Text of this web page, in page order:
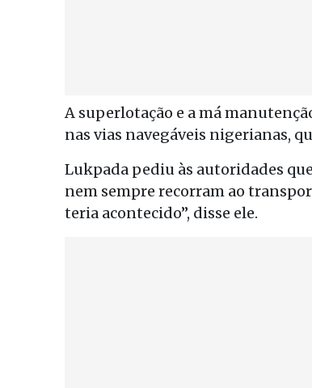
A superlotação e a má
nas vias navegáveis ​​nigerianas,
Lukpada pediu às autoridades
nem sempre recorram ao
teria acontecido”, disse ele.